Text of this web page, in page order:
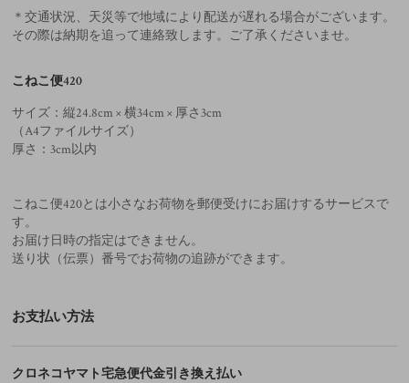
＊交通状況、天災等で地域により配送が遅れる場合がございます。
その際は納期を追って連絡致します。ご了承くださいませ。
こねこ便420
サイズ：縦24.8cm × 横34cm × 厚さ3cm
（A4ファイルサイズ）
厚さ：3cm以内
こねこ便420とは小さなお荷物を郵便受けにお届けするサービスで
す。
お届け日時の指定はできません。
送り状（伝票）番号でお荷物の追跡ができます。
お支払い方法
クロネコヤマト宅急便代金引き換え払い